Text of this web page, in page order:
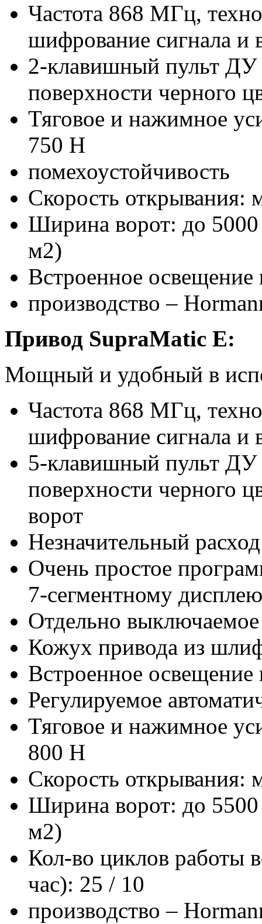
Частота 868 МГц,
шифрование сигнала и
2-клавишный пульт ДУ
поверхности черного
Тяговое и нажимное
750 Н
помехоустойчивость
Скорость открывания:
Ширина ворот: до
м2)
Встроенное освещение
производство –
Привод SupraMatic E:
Мощный и удобный в
Частота 868 МГц,
шифрование сигнала и
5-клавишный пульт ДУ
поверхности черного
ворот
Незначительный
Очень простое
7-сегментному дисплею
Отдельно
Кожух привода из
Встроенное освещение
Регулируемое
Тяговое и нажимное
800 Н
Скорость открывания:
Ширина ворот: до
м2)
Кол-во циклов работы
час): 25 / 10
производство –